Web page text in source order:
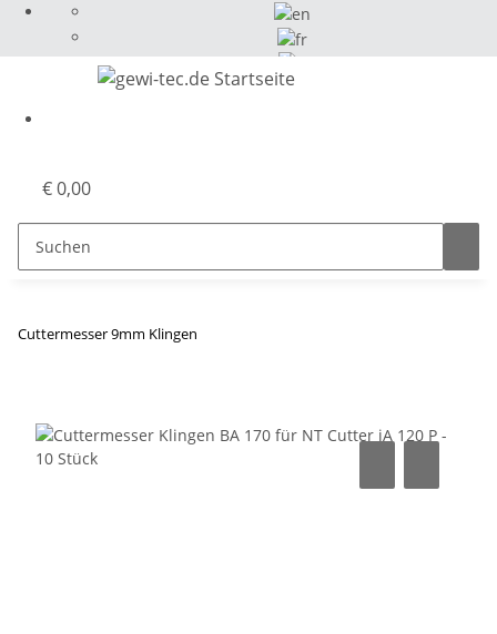
€ 0,00
Cuttermesser 9mm Klingen